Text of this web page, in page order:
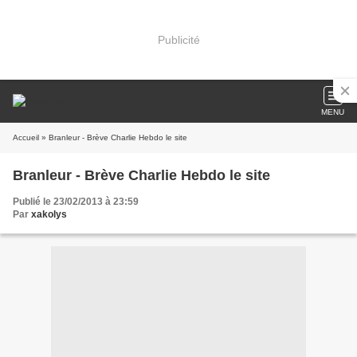
Publicité
MENU
Accueil » Branleur - Brève Charlie Hebdo le site
Branleur - Brève Charlie Hebdo le site
Publié le 23/02/2013 à 23:59
Par xakolys